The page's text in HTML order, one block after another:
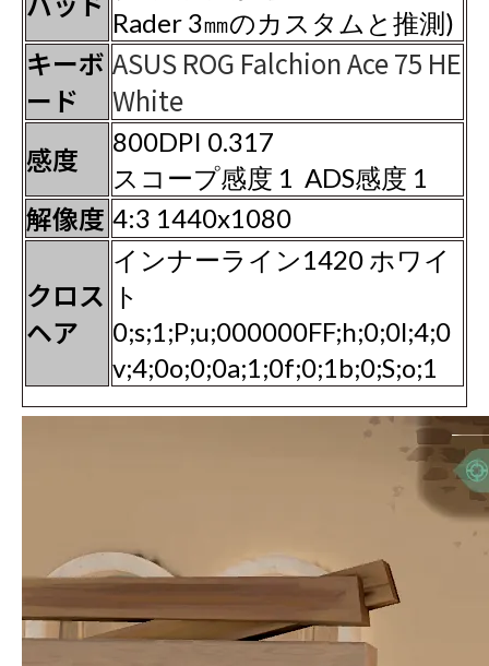
Rader 3㎜のカスタムと推測)
キーボ
ード
ASUS ROG Falchion Ace 75 HE
White
感度
800DPI 0.317
スコープ感度 1 ADS感度 1
解像度 4:3 1440x1080
クロス
ヘア
インナーライン1420 ホワイ
ト
0;s;1;P;u;000000FF;h;0;0l;4;0
v;4;0o;0;0a;1;0f;0;1b;0;S;o;1